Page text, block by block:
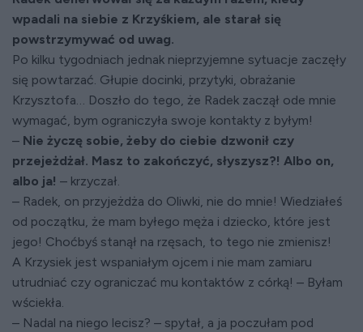
wpadali na siebie z Krzyśkiem, ale starał się
powstrzymywać od uwag.
Po kilku tygodniach jednak nieprzyjemne sytuacje zaczęły
się powtarzać. Głupie docinki, przytyki, obrażanie
Krzysztofa… Doszło do tego, że Radek zaczął ode mnie
wymagać, bym ograniczyła swoje kontakty z byłym!
– Nie życzę sobie, żeby do ciebie dzwonił czy
przejeżdżał. Masz to zakończyć, słyszysz?! Albo on,
albo ja! – krzyczał.
– Radek, on przyjeżdża do Oliwki, nie do mnie! Wiedziałeś
od początku, że mam byłego męża i dziecko, które jest
jego! Choćbyś stanął na rzęsach, to tego nie zmienisz!
A Krzysiek jest wspaniałym ojcem i nie mam zamiaru
utrudniać czy ograniczać mu kontaktów z córką! – Byłam
wściekła.
– Nadal na niego lecisz? – spytał, a ja poczułam pod